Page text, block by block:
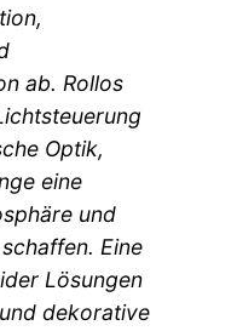
ab. Rollos
Optik,
eine
und
Eine
Lösungen
dekorative